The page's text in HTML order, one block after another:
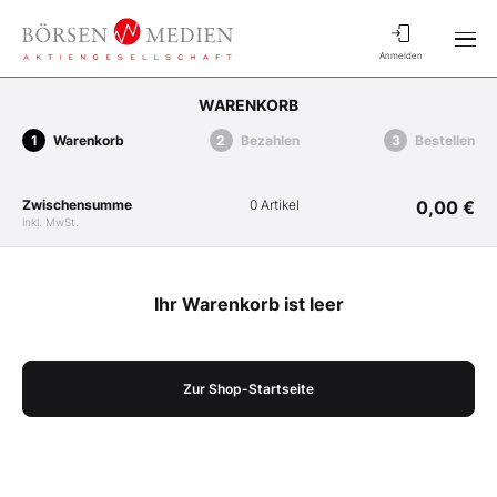
Anmelden
WARENKORB
Warenkorb Bezahlen Bestellen
Zwischensumme
inkl. MwSt.
0 Artikel 0,00 €
Ihr Warenkorb ist leer
Zur Shop-Startseite